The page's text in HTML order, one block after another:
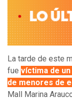
La tarde de este
fue víctima de
de menores de
Mall Marina